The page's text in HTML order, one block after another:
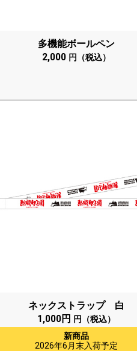
多機能ボールペン
2,000 円（税込）
ネックストラップ 白
1,000円
円（税込）
新商品
2026年6月末入荷予定